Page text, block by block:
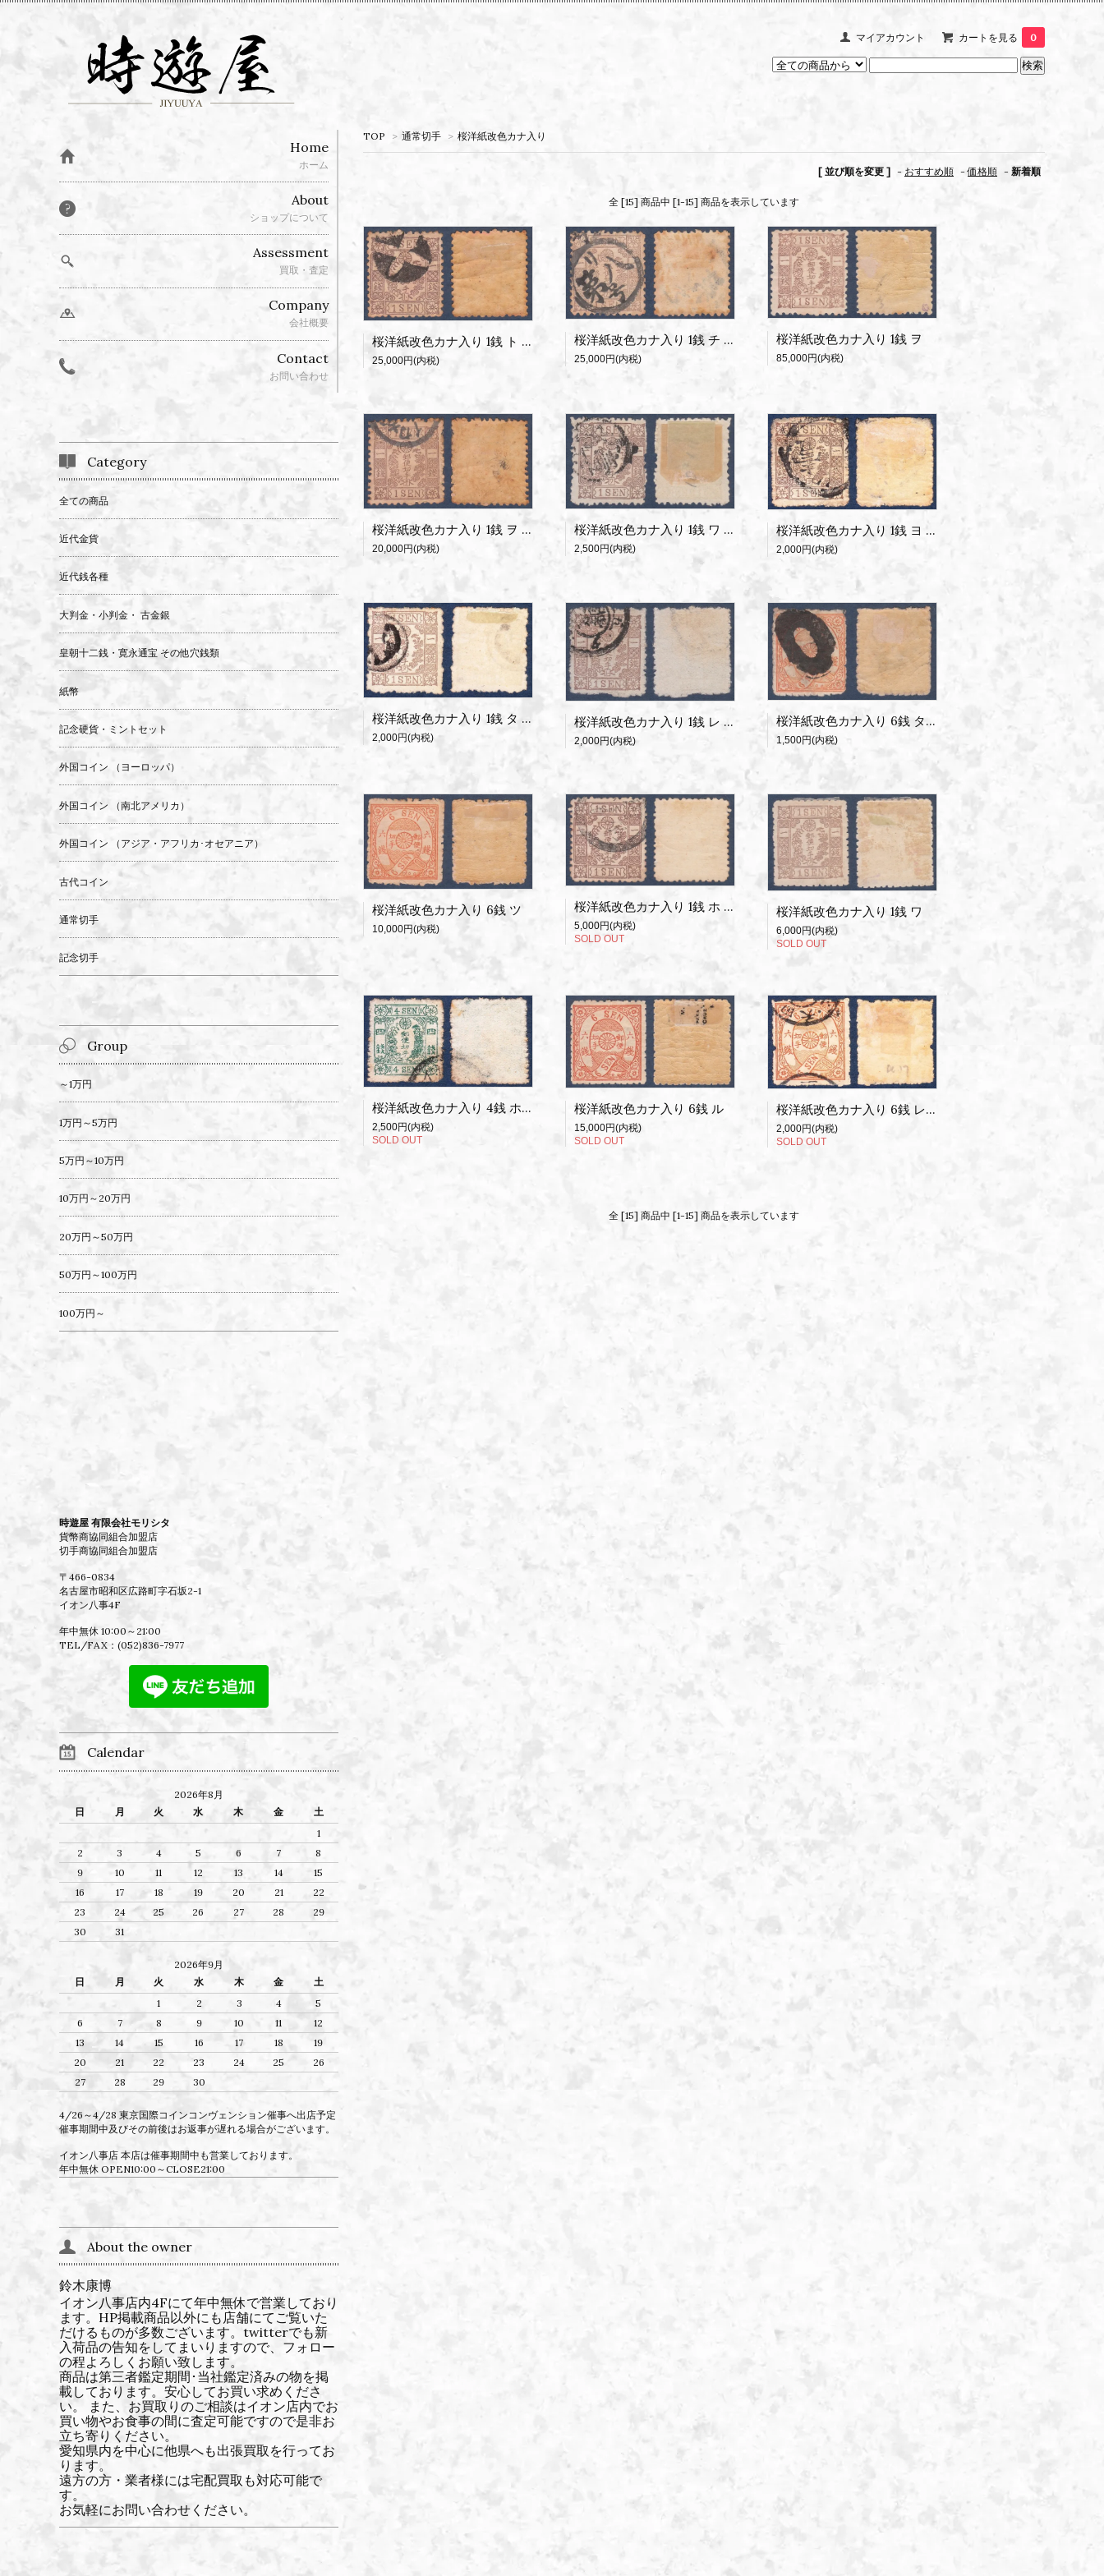
マイアカウント カートを見る 0
TOP > 通常切手 > 桜洋紙改色カナ入り
[ 並び順を変更 ] - おすすめ順 -価格順 - 新着順
全 [15] 商品中 [1-15] 商品を表示しています
桜洋紙改色カナ入り 1銭 ト 使用済
25,000円(内税)
桜洋紙改色カナ入り 1銭 チ 使用済
25,000円(内税)
桜洋紙改色カナ入り 1銭 ヲ
85,000円(内税)
桜洋紙改色カナ入り 1銭 ヲ 使用済
20,000円(内税)
桜洋紙改色カナ入り 1銭 ワ 使用済
2,500円(内税)
桜洋紙改色カナ入り 1銭 ヨ 使用済
2,000円(内税)
桜洋紙改色カナ入り 1銭 タ 使用済
2,000円(内税)
桜洋紙改色カナ入り 1銭 レ 使用済
2,000円(内税)
桜洋紙改色カナ入り 6銭 タ 使用済
1,500円(内税)
桜洋紙改色カナ入り 6銭 ツ
10,000円(内税)
桜洋紙改色カナ入り 1銭 ホ 使用済
5,000円(内税)
SOLD OUT
桜洋紙改色カナ入り 1銭 ワ
6,000円(内税)
SOLD OUT
桜洋紙改色カナ入り 4銭 ホ 使用済
2,500円(内税)
SOLD OUT
桜洋紙改色カナ入り 6銭 ル
15,000円(内税)
SOLD OUT
桜洋紙改色カナ入り 6銭 レ 使用済
2,000円(内税)
SOLD OUT
全 [15] 商品中 [1-15] 商品を表示しています
Home
ホーム
About
ショップについて
Assessment
買取・査定
Company
会社概要
Contact
お問い合わせ
Category
全ての商品
近代金貨
近代銭各種
大判金・小判金・ 古金銀
皇朝十二銭・寛永通宝 その他穴銭類
紙幣
記念硬貨・ミントセット
外国コイン （ヨーロッパ）
外国コイン （南北アメリカ）
外国コイン （アジア・アフリカ･オセアニア）
古代コイン
通常切手
記念切手
Group
～1万円
1万円～5万円
5万円～10万円
10万円～20万円
20万円～50万円
50万円～100万円
100万円～
時遊屋 有限会社モリシタ
貨幣商協同組合加盟店
切手商協同組合加盟店
〒466-0834
名古屋市昭和区広路町字石坂2-1
イオン八事4F
年中無休 10:00～21:00
TEL/FAX： (052)836-7977
Calendar
2026年8月
日
月 火 水 木 金
土
1
2
3 4 5 6 7
8
9
10 11 12 13 14
15
16
17 18 19 20 21
22
23
24 25 26 27 28
29
30
31
2026年9月
日
月 火 水 木 金
土
1
2 3 4
5
6
7 8 9 10 11
12
13
14 15 16 17 18
19
20
21 22 23 24 25
26
27
28 29 30
4/26～4/28 東京国際コインコンヴェンション催事へ出店予定
催事期間中及びその前後はお返事が遅れる場合がございます。
イオン八事店 本店は催事期間中も営業しております。
年中無休 OPEN10:00～CLOSE21:00
About the owner
鈴木康博
イオン八事店内4Fにて年中無休で営業しており
ます。HP掲載商品以外にも店舗にてご覧いた
だけるものが多数ございます。twitterでも新
入荷品の告知をしてまいりますので、フォロー
の程よろしくお願い致します。
商品は第三者鑑定期間･当社鑑定済みの物を掲
載しております。安心してお買い求めくださ
い。 また、お買取りのご相談はイオン店内でお
買い物やお食事の間に査定可能ですので是非お
立ち寄りください。
愛知県内を中心に他県へも出張買取を行ってお
ります。
遠方の方・業者様には宅配買取も対応可能で
す。
お気軽にお問い合わせください。